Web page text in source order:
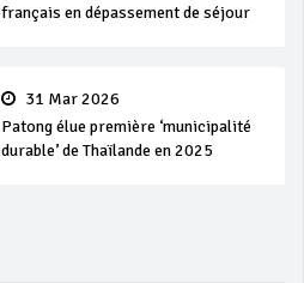
français en dépassement de séjour
31 Mar 2026
Patong élue première ‘municipalité
durable’ de Thaïlande en 2025